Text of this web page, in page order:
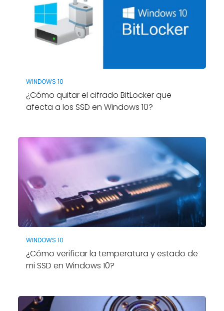
WINDOWS 10
¿Cómo quitar el cifrado BitLocker que
afecta a los SSD en Windows 10?
WINDOWS 10
¿Cómo verificar la temperatura y estado de
mi SSD en Windows 10?